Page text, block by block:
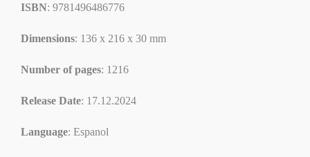
ISBN: 9781496486776
Dimensions: 136 x 216 x 30 mm
Number of pages: 1216
Release Date: 17.12.2024
Language: Espanol